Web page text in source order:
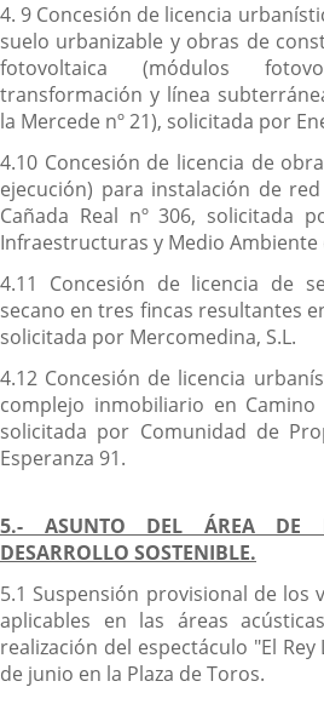
4. 9 Concesión de licencia
suelo urbanizable y obras de
fotovoltaica (módulos
transformación y línea
la Mercede nº 21), solicitada por
4.10 Concesión de licencia de
ejecución) para instalación de
Cañada Real nº 306, solicitada
Infraestructuras y Medio Ambiente
4.11 Concesión de licencia de
secano en tres fincas resultantes
solicitada por Mercomedina, S.L.
4.12 Concesión de licencia
complejo inmobiliario en Camino
solicitada por Comunidad de
Esperanza 91.
5.- ASUNTO DEL ÁREA DE
DESARROLLO SOSTENIBLE.
5.1 Suspensión provisional de los
aplicables en las áreas
realización del espectáculo "El
de junio en la Plaza de Toros.